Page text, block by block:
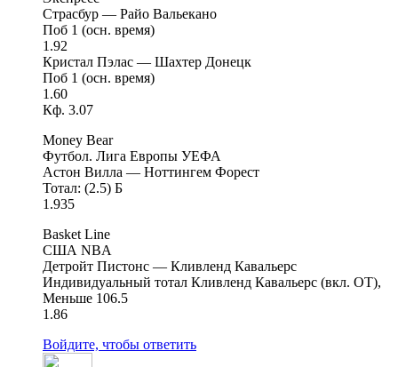
Страсбур — Райо Вальекано
Поб 1 (осн. время)
1.92
Кристал Пэлас — Шахтер Донецк
Поб 1 (осн. время)
1.60
Кф. 3.07
Money Bear
Футбол. Лига Европы УЕФА
Астон Вилла — Ноттингем Форест
Тотал: (2.5) Б
1.935
Basket Line
США NBA
Детройт Пистонс — Кливленд Кавальерс
Индивидуальный тотал Кливленд Кавальерс (вкл. ОТ),
Меньше 106.5
1.86
Войдите, чтобы ответить